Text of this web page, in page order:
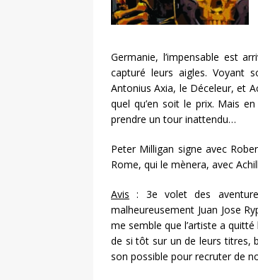
Germanie, l’impensable est
capturé leurs aigles. Voyant
Antonius Axia, le Déceleur, et
quel qu’en soit le prix. Mais
prendre un tour inattendu…
Peter Milligan signe avec
Rome, qui le mènera, avec
Avis : 3e volet des
malheureusement Juan Jose
me semble que l’artiste a
de si tôt sur un de leurs titres,
son possible pour recruter de